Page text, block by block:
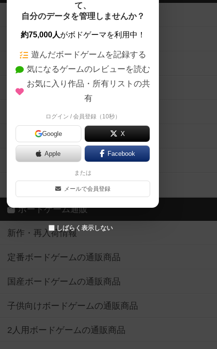
て、
自分のデータを管理しませんか？
約75,000人がボドゲーマを利用中！
遊んだボードゲームを記録する
気になるゲームのレビューを読む
お気に入り作品・所有リストの共
有
ログイン / 会員登録（10秒）
Google X
Apple Facebook
または
メールで会員登録
しばらく表示しない
ボードゲームを検索する
ボードゲームの新着レビュー
ボードゲーム会情報
メカニクス特集
掲示板・トピックス
ボドとも・会員一覧
ボードゲーム業界コラム
ボドゲーマご利用案内
ボードゲーム通販
新作・再入荷情報
定番ボードゲームの通販商品
国産ボードゲームの通販商品
子供向けボードゲームの通販商品
2人用ボードゲームの通販商品